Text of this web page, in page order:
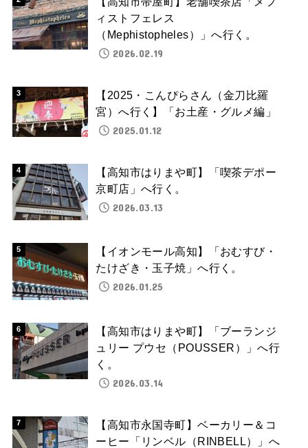
ィストフェレス
（Mephistopheles）」へ行く。
2026.02.19
【2025・こんぴらさん（金刀比羅
宮）へ行く】「お土産・グルメ編」
2025.01.12
【高知市はりまや町】「喫茶デポー
京町店」へ行く。
2026.03.13
【イオンモール高知】「おむすび・
たけざき・玉子焼」へ行く。
2026.01.25
【高知市はりまや町】「ブーランジ
ュリー プウセ（POUSSER）」へ行
く。
2026.03.14
【高知市永国寺町】ベーカリー＆コ
ーヒー「リンベル（RINBELL）」へ